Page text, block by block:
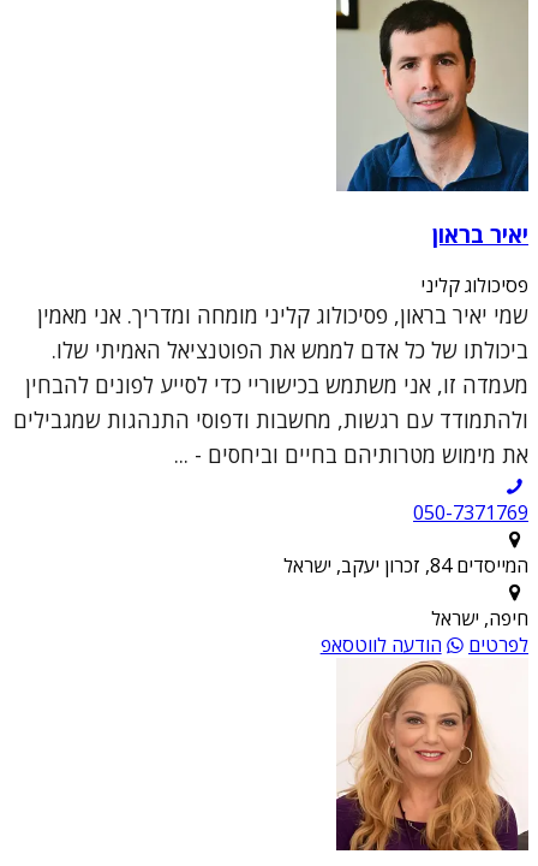
יאיר בראון
פסיכולוג קליני
שמי יאיר בראון, פסיכולוג קליני מומחה ומדריך. אני מאמין
ביכולתו של כל אדם לממש את הפוטנציאל האמיתי שלו.
מעמדה זו, אני משתמש בכישוריי כדי לסייע לפונים להבחין
ולהתמודד עם רגשות, מחשבות ודפוסי התנהגות שמגבילים
את מימוש מטרותיהם בחיים וביחסים - ...
050-7371769
המייסדים 84, זכרון יעקב, ישראל
חיפה, ישראל
לפרטים
הודעה לווטסאפ